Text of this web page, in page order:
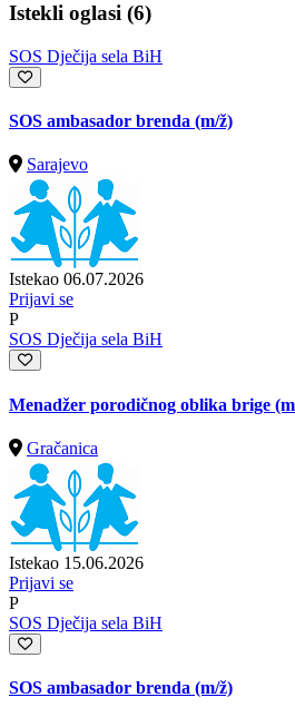
Istekli oglasi (6)
SOS Dječija sela BiH
SOS ambasador brenda (m/ž)
Sarajevo
Istekao 06.07.2026
Prijavi se
P
SOS Dječija sela BiH
Menadžer porodičnog oblika brige
Gračanica
Istekao 15.06.2026
Prijavi se
P
SOS Dječija sela BiH
SOS ambasador brenda (m/ž)